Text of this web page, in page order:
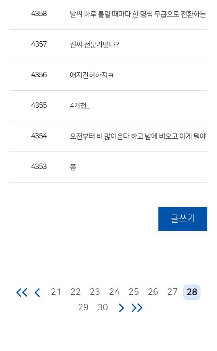
공
4358 날씨 하루 틀릴 때마다 한 명씩 무급으로 전환하는 게
4357 진짜 전문가맞냐?
4356 애지간히하지ㅋ
4355 4기청...
4354 오전부터 비 많이온다 하고 밤에 비오고 이게 뭐야
4353 쫌
글쓰기
21 22 23 24 25 26 27
28
29
30